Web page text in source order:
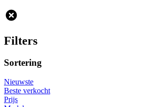
Filters
Sortering
Nieuwste
Beste verkocht
Prijs